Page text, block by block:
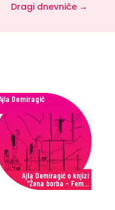
Dragi dnevniče →
Ajla Demiragić o knjizi
"Žena borba - Fem...
Demiragić